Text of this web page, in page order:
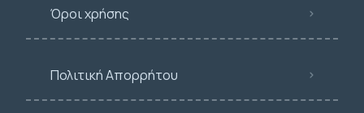
Όροι χρήσης
Πολιτική Απορρήτου